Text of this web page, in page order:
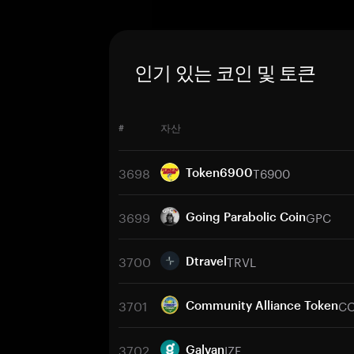
인기 있는 코인 및 토큰
# 자산
3698 Token6900T6900
3699 Going Parabolic CoinGPC
3700 DtravelTRVL
3701 Community Alliance Token
3702 GalvanIZE